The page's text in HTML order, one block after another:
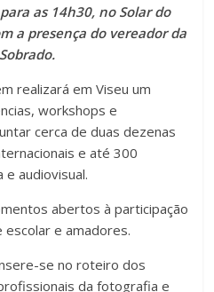
as 14h30, no Solar do
a presença do vereador da
realizará em Viseu um
workshops e
cerca de duas dezenas
e até 300
audiovisual.
abertos à participação
escolar e amadores.
se no roteiro dos
da fotografia e